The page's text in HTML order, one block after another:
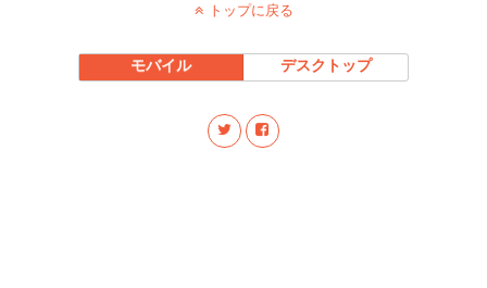
トップに戻る
モバイル デスクトップ